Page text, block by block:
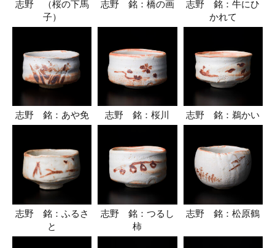
志野 （桜の下馬
子）
志野 銘：橋の画
志野 銘：牛にひ
かれて
志野 銘：あや免 志野 銘：桜川 志野 銘：鵜かい
志野 銘：ふるさ
と
志野 銘：つるし
柿
志野 銘：松原鶴